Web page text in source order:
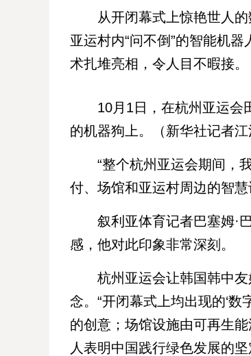
从开闭幕式上惊艳世人的
亚运村内“问不倒”的智能机
术扎堆亮相，令人目不暇接。
10月1日，在杭州亚运会田
的机器狗上。（新华社记者江
“整个杭州亚运会期间，我
付、场馆和亚运村周边的智
叙利亚体育记者巴塞姆·巴
感，他对此印象非常深刻。
杭州亚运会让韩国韩中友
念。“开闭幕式上均出现的‘
的创意；场馆设施由可再生
人表明中国践行绿色发展的坚